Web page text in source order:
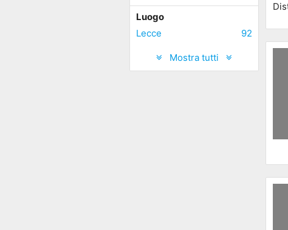
Luogo
Lecce
92
Mostra tutti